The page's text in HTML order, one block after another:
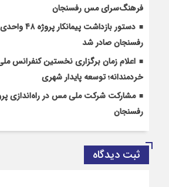
فرهنگ‌سرای مس رفسنجان
دستور
رفسنجان صادر شد
اعلام زمان برگزاری نخستین کنفرانس
خردمندانه؛ توسعه پایدار شهری
مشارکت شرکت ملی مس در راه‌اندازی
رفسنجان
ثبت دیدگاه